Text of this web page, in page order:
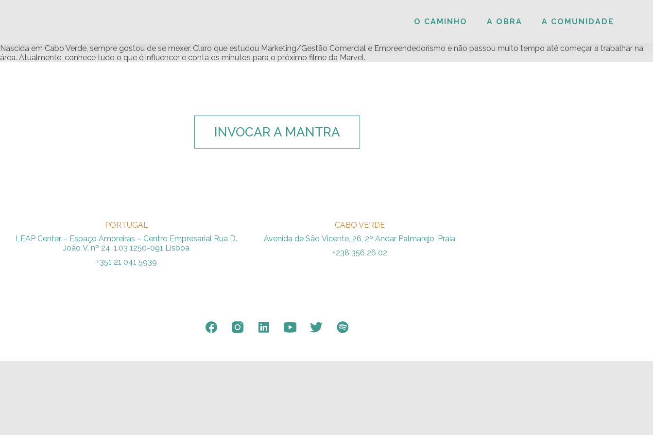
O CAMINHO A OBRA A COMUNIDADE
Nascida em Cabo Verde, sempre gostou de se mexer. Claro que estudou Marketing/Gestão Comercial e Empreendedorismo e não passou muito tempo até começar a trabalhar na
área. Atualmente, conhece tudo o que é influencer e conta os minutos para o próximo filme da Marvel.
INVOCAR A MANTRA
PORTUGAL
LEAP Center – Espaço Amoreiras – Centro Empresarial Rua D.
João V, nº 24, 1.03 1250-091 Lisboa
+351 21 041 5939
CABO VERDE
Avenida de São Vicente, 26, 2º Andar Palmarejo, Praia
+238 356 26 02